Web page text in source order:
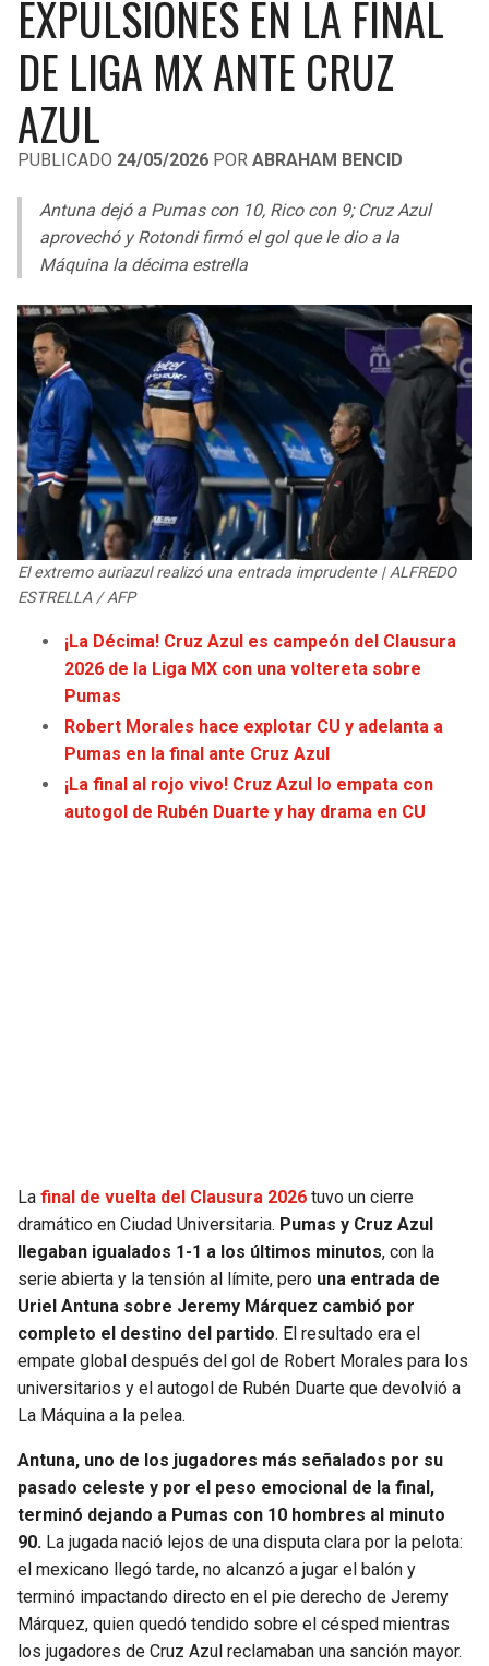
LIGA DE EXPANSIÓN MX
LEAGUES CUP
UEFA EUROPA LEAGUE
UEFA CONFERENCE LEAGUE
MLS
COPA LIBERTADORES
COPA SUDAMERICANA
LIGA BETPLAY
OTRAS LIGAS
RAIDERS
CHARGERS
RAVENS
STEELERS
TEXANS
COLTS
JAGUARS
TITANS
GIANTS
EAGLES
COMMANDERS
PACKERS
VIKINGS
FALCONS
PANTHERS
SAINTS
BUCCANEERS
CAVALIERS
PISTONS
PACERS
HORNETS
HEAT
MAGIC
WIZARDS
WARRIORS
LAKERS
SUNS
KINGS
TIMBERWOLVES
THUNDER
TRAIL BLAZERS
JAZZ
EXPULSIONES EN LA FINAL
DE LIGA MX ANTE CRUZ
AZUL
PUBLICADO 24/05/2026 POR ABRAHAM BENCID
Antuna dejó a Pumas con 10, Rico con 9; Cruz Azul
aprovechó y Rotondi firmó el gol que le dio a la
Máquina la décima estrella
El extremo auriazul realizó una entrada imprudente | ALFREDO
ESTRELLA / AFP
¡La Décima! Cruz Azul es campeón del Clausura
2026 de la Liga MX con una voltereta sobre
Pumas
Robert Morales hace explotar CU y adelanta a
Pumas en la final ante Cruz Azul
¡La final al rojo vivo! Cruz Azul lo empata con
autogol de Rubén Duarte y hay drama en CU
La final de vuelta del Clausura 2026 tuvo un cierre
dramático en Ciudad Universitaria. Pumas y Cruz Azul
llegaban igualados 1-1 a los últimos minutos, con la
serie abierta y la tensión al límite, pero una entrada de
Uriel Antuna sobre Jeremy Márquez cambió por
completo el destino del partido. El resultado era el
empate global después del gol de Robert Morales para los
universitarios y el autogol de Rubén Duarte que devolvió a
La Máquina a la pelea.
Antuna, uno de los jugadores más señalados por su
pasado celeste y por el peso emocional de la final,
terminó dejando a Pumas con 10 hombres al minuto
90. La jugada nació lejos de una disputa clara por la pelota:
el mexicano llegó tarde, no alcanzó a jugar el balón y
terminó impactando directo en el pie derecho de Jeremy
Márquez, quien quedó tendido sobre el césped mientras
los jugadores de Cruz Azul reclamaban una sanción mayor.